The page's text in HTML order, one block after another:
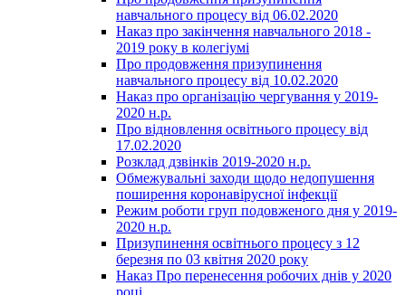
навчального процесу від 06.02.2020
Наказ про закінчення навчального 2018 -
2019 року в колегіумі
Про продовження призупинення
навчального процесу від 10.02.2020
Наказ про організацію чергування у 2019-
2020 н.р.
Про відновлення освітнього процесу від
17.02.2020
Розклад дзвінків 2019-2020 н.р.
Обмежувальні заходи щодо недопушення
поширення коронавірусної інфекції
Режим роботи груп подовженого дня у 2019-
2020 н.р.
Призупинення освітнього процесу з 12
березня по 03 квітня 2020 року
Наказ Про перенесення робочих днів у 2020
році